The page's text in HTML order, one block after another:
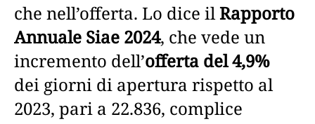
che nell’offerta. Lo dice ilRapporto
Annuale Siae 2024, che vede un
incremento dell’offerta del 4,9%
dei giorni di apertura rispetto al
2023, pari a 22.836, complice